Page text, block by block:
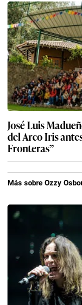
José Luis
del Arco Iris
Fronteras”
Más sobre Ozzy